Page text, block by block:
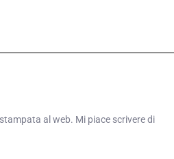
al web. Mi piace scrivere di